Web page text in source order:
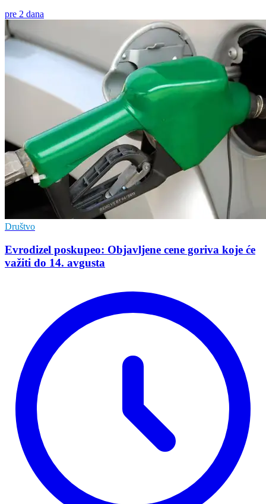
pre 2 dana
Društvo
Evrodizel poskupeo: Objavljene cene goriva koje će
važiti do 14. avgusta